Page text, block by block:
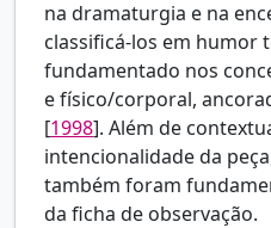
na dramaturgia e na
classificá-los em humor
fundamentado nos
e físico/corporal,
[1998]. Além de
intencionalidade da
também foram
da ficha de observação.